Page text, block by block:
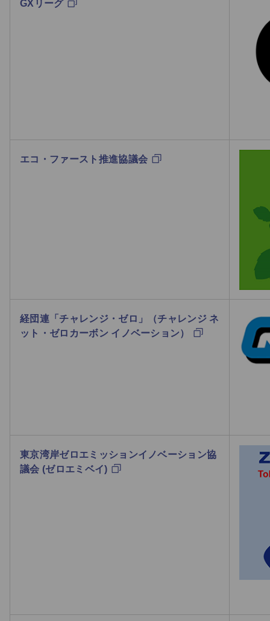
GXリーグ
エコ・ファースト推進協議会
経団連「チャレンジ・ゼロ」（チャレンジ ネ
ット・ゼロカーボン イノベーション）
東京湾岸ゼロエミッションイノベーション協
議会 (ゼロエミベイ)